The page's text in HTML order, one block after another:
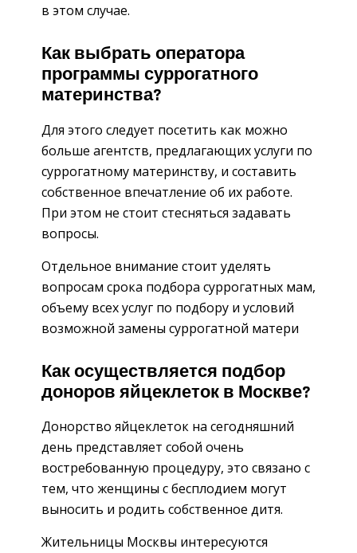
в этом случае.
Как выбрать оператора
программы суррогатного
материнства?
Для этого следует посетить как можно
больше агентств, предлагающих услуги по
суррогатному материнству, и составить
собственное впечатление об их работе.
При этом не стоит стесняться задавать
вопросы.
Отдельное внимание стоит уделять
вопросам срока подбора суррогатных мам,
объему всех услуг по подбору и условий
возможной замены суррогатной матери
Как осуществляется подбор
доноров яйцеклеток в Москве?
Донорство яйцеклеток на сегодняшний
день представляет собой очень
востребованную процедуру, это связано с
тем, что женщины с бесплодием могут
выносить и родить собственное дитя.
Жительницы Москвы интересуются